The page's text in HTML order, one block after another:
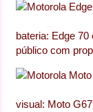
bateria: Edge
público com
visual: Moto